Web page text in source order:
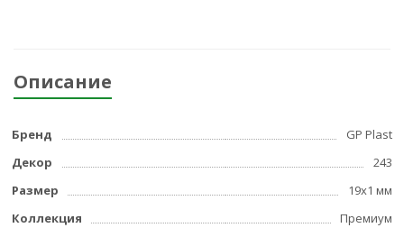
Описание
Бренд
GP Plast
Декор
243
Размер
19x1 мм
Коллекция
Премиум